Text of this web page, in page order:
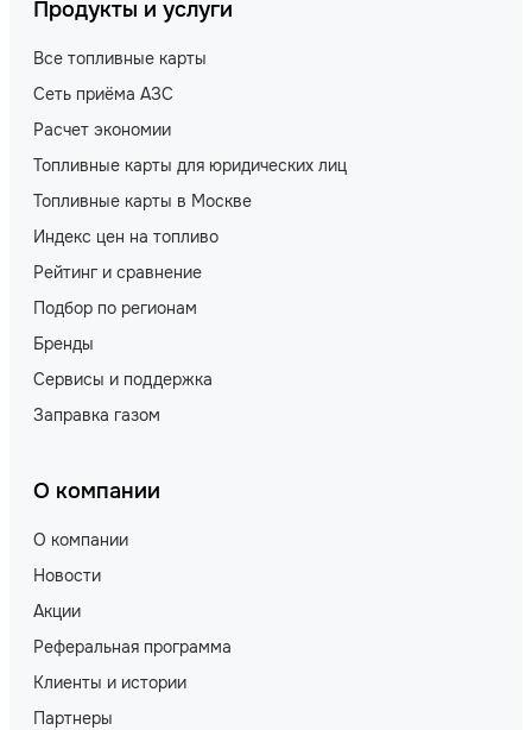
Продукты и услуги
Все топливные карты
Сеть приёма АЗС
Расчет экономии
Топливные карты для юридических лиц
Топливные карты в Москве
Индекс цен на топливо
Рейтинг и сравнение
Подбор по регионам
Бренды
Сервисы и поддержка
Заправка газом
О компании
О компании
Новости
Акции
Реферальная программа
Клиенты и истории
Партнеры